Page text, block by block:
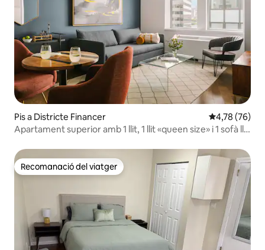
Pis a Districte Financer 4,78 de
4,78 (76)
Apartament superior amb 1 llit, 1 llit «queen size» i 1 sofà llit
Recomanació del viatger
Recomanació del viatger